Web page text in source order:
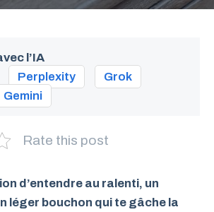
l’IA
Perplexity
Grok
Gemini
Rate this post
d’entendre au ralenti, un
léger bouchon qui te gâche la